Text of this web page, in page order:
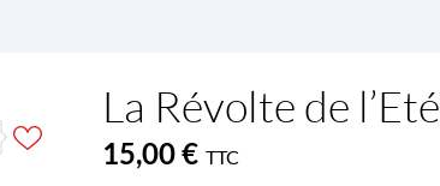
La Révolte de l’Eté
15,00 € TTC